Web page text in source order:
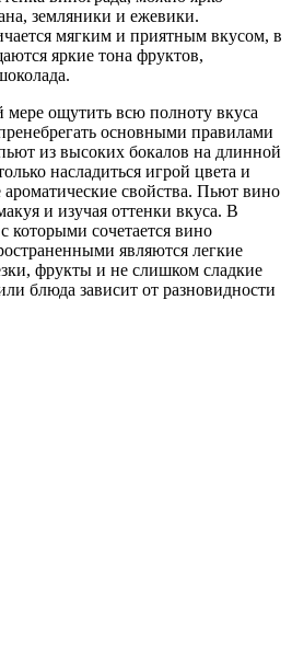
земляники и ежевики.
мягким и приятным вкусом, в
яркие тона фруктов,
мере ощутить всю полноту вкуса
основными правилами
из высоких бокалов на длинной
насладиться игрой цвета и
свойства. Пьют вино
и изучая оттенки вкуса. В
которыми сочетается вино
являются легкие
фрукты и не слишком сладкие
блюда зависит от разновидности